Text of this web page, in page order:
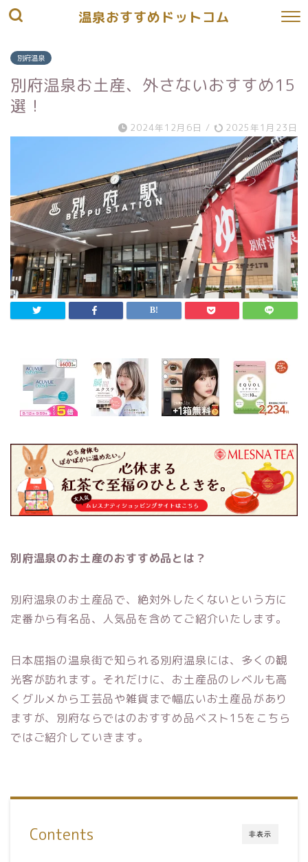
温泉おすすめドットコム
別府温泉
別府温泉お土産、外さないおすすめ15
選！
2024年12月6日 / 2025年1月23日
別府温泉のお土産のおすすめ品とは？
別府温泉のお土産品で、絶対外したくないという方に
定番から有名品、人気品を含めてご紹介いたします。
日本屈指の温泉街で知られる別府温泉には、多くの観
光客が訪れます。それだけに、お土産品のレベルも高
くグルメから工芸品や雑貨まで幅広いお土産品があり
ますが、別府ならではのおすすめ品ベスト15をこちら
ではご紹介していきます。
非表示
Contents